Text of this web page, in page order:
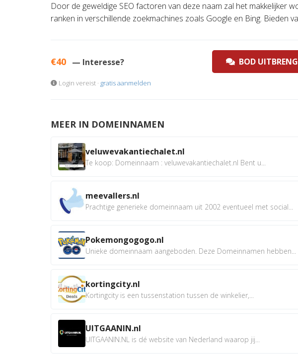
Door de geweldige SEO factoren van deze naam zal het makkelijker
ranken in verschillende zoekmachines zoals Google en Bing. Bieden
€40 — Interesse? BOD
Login vereist · gratis aanmelden
MEER IN DOMEINNAMEN
veluwevakantiechalet.nl
Te koop: Domeinnaam : veluwevakantiechalet.nl Bent u...
meevallers.nl
Prachtige generieke domeinnaam uit 2002 eventueel met social...
Pokemongogogo.nl
Unieke domeinnaam aangeboden. Deze Domeinnamen hebben...
kortingcity.nl
Kortingcity is een tussenstation tussen de winkelier,...
UITGAANIN.nl
UITGAANIN.NL is dé website van Nederland waarop jij...